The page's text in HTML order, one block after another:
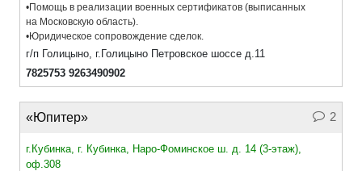
•Помощь в реализации военных сертификатов (выписанных
на Московскую область).
•Юридическое сопровождение сделок.
г/п Голицыно, г.Голицыно Петровское шоссе д.11
7825753 9263490902
2
«Юпитер»
г.Кубинка, г. Кубинка, Наро-Фоминское ш. д. 14 (3-этаж),
оф.308